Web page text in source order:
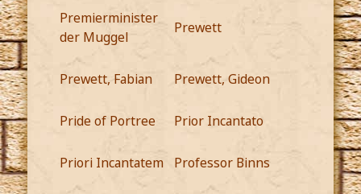
Premierminister
der Muggel
Prewett
Prewett, Fabian Prewett, Gideon
Pride of Portree Prior Incantato
Priori Incantatem Professor Binns